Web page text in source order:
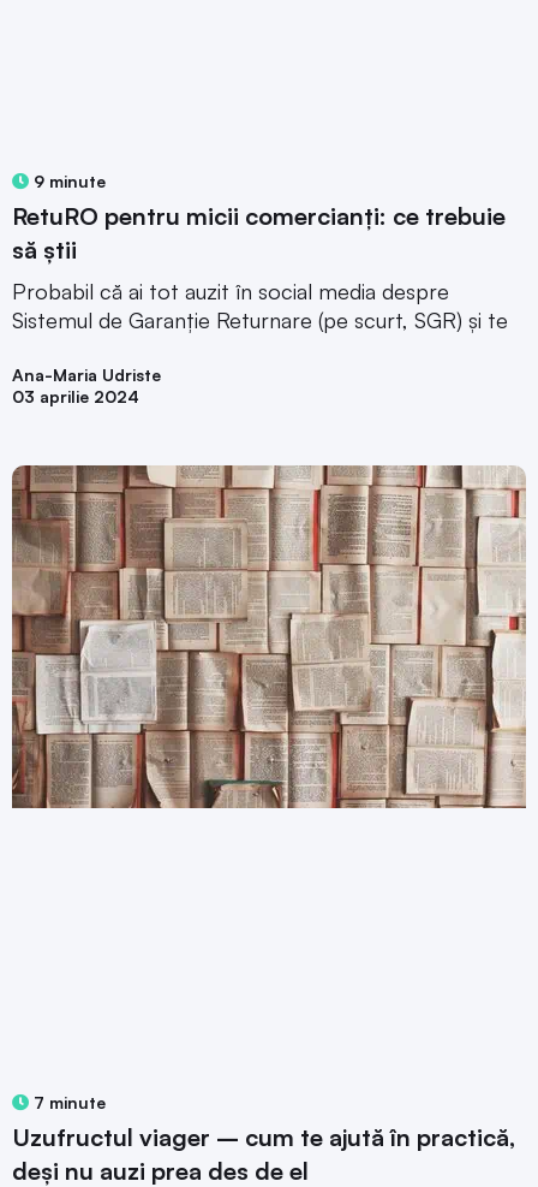
9 minute
RetuRO pentru micii comercianți: ce trebuie
să știi
Probabil că ai tot auzit în social media despre
Sistemul de Garanție Returnare (pe scurt, SGR) și te
Ana-Maria Udriste
03 aprilie 2024
7 minute
Uzufructul viager – cum te ajută în practică,
deși nu auzi prea des de el